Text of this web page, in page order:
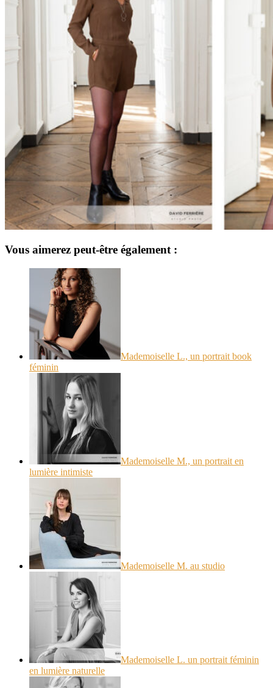
Vous aimerez peut-être également :
Mademoiselle L., un portrait book
féminin
Mademoiselle M., un portrait en
lumière intimiste
Mademoiselle M. au studio
Mademoiselle L. un portrait féminin
en lumière naturelle